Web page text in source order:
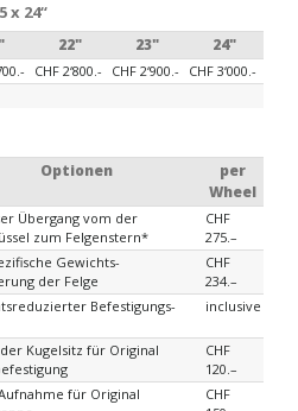
x 24“
22" 23" 24"
CHF 2‘800.- CHF 2‘900.-
CHF 3‘000.-
Optionen
per
Wheel
Übergang vom der
zum Felgenstern*
CHF
275.–
Gewichts-
der Felge
CHF
234.–
Befestigungs-
inclusive
Kugelsitz für Original
CHF
120.–
für Original
CHF